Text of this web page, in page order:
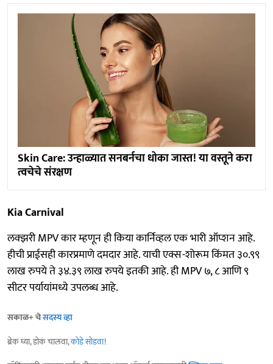
Skin Care: उन्हाळ्यात सनबर्नचा धोका जास्त! या वस्तूने करा
त्वचेचे संरक्षण
Kia Carnival
लक्झरी MPV कार म्हणून ही किया कार्निव्हल एक भारी ऑप्शन आहे.
हीची प्राईसही कारप्रमाणे दमदार आहे. याची एक्स-शोरूम किंमत ३०.९९
लाख रुपये ते ३४.३९ लाख रुपये इतकी आहे. ही MPV ७, ८ आणि ९
सीटर पर्यायांमध्ये उपलब्ध आहे.
सकाळ+ चेसदस्य व्हा
ब्रेक घ्या, डोकं चालवा,कोडे सोडवा!